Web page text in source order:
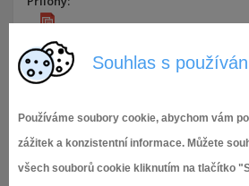
Souhlas s
Používáme soubory cookie, abychom vám
zážitek a konzistentní informace. Můžete
všech souborů cookie kliknutím na tlačítko
Komise sociální - 12/IX.